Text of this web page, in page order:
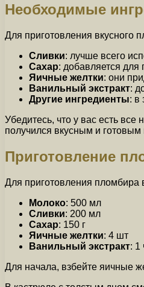
Необходимые
Для приготовления вкусного
Сливки: лучше всего
Сахар: добавляется для
Яичные желтки: они
Ванильный экстракт:
Другие ингредиенты: в
Убедитесь, что у вас есть
получился вкусным и готовым
Приготовление
Для приготовления
Молоко: 500 мл
Сливки: 200 мл
Сахар: 150 г
Яичные желтки: 4 шт
Ванильный экстракт: 1
Для начала, взбейте яичные